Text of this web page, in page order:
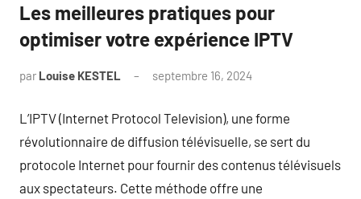
Les meilleures pratiques pour
optimiser votre expérience IPTV
par Louise KESTEL septembre 16, 2024
L’IPTV (Internet Protocol Television), une forme
révolutionnaire de diffusion télévisuelle, se sert du
protocole Internet pour fournir des contenus télévisuels
aux spectateurs. Cette méthode offre une